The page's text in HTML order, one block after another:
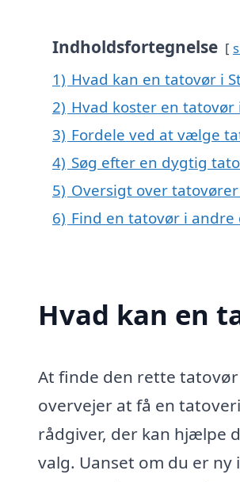
Indholdsfortegnelse
1) Hvad kan en tatovør i
2) Hvad koster en tatovør
3) Fordele ved at vælge
4) Søg efter en dygtig
5) Oversigt over
6) Find en tatovør i andre
Hvad kan en
At finde den rette
overvejer at få en
rådgiver, der kan hjælpe
valg. Uanset om du er